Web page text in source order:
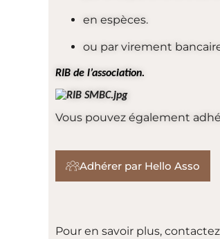
en espèces.
ou par virement
RIB de l’association.
Vous pouvez également
Adhérer par Hello Asso
Pour en savoir plus,